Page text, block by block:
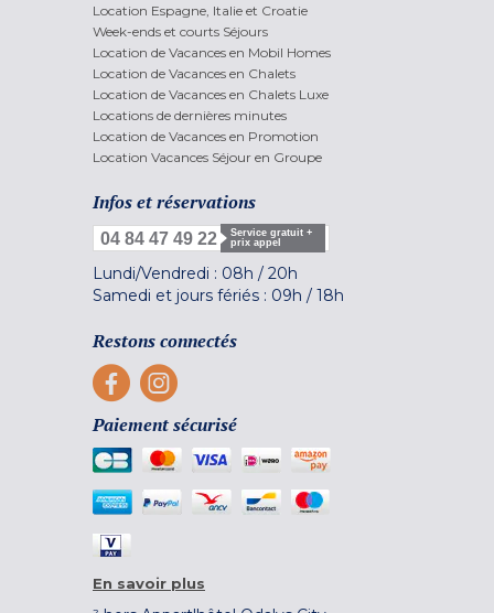
Location Espagne, Italie et Croatie
Week-ends et courts Séjours
Location de Vacances en Mobil Homes
Location de Vacances en Chalets
Location de Vacances en Chalets Luxe
Locations de dernières minutes
Location de Vacances en Promotion
Location Vacances Séjour en Groupe
Infos et réservations
04 84 47 49 22
Service gratuit +
prix appel
Lundi/Vendredi : 08h / 20h
Samedi et jours fériés : 09h / 18h
Restons connectés
Paiement sécurisé
En savoir plus